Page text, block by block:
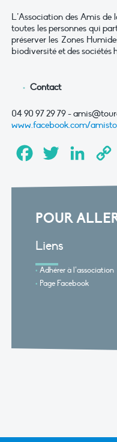
L’Association des Amis
toutes les personnes qui
préserver les Zones
biodiversité et des sociétés
Contact
04 90 97 29 79 -
www.facebook.com/
FacebookTwitter
POUR
Liens
Adhérer à l’association
Page Facebook